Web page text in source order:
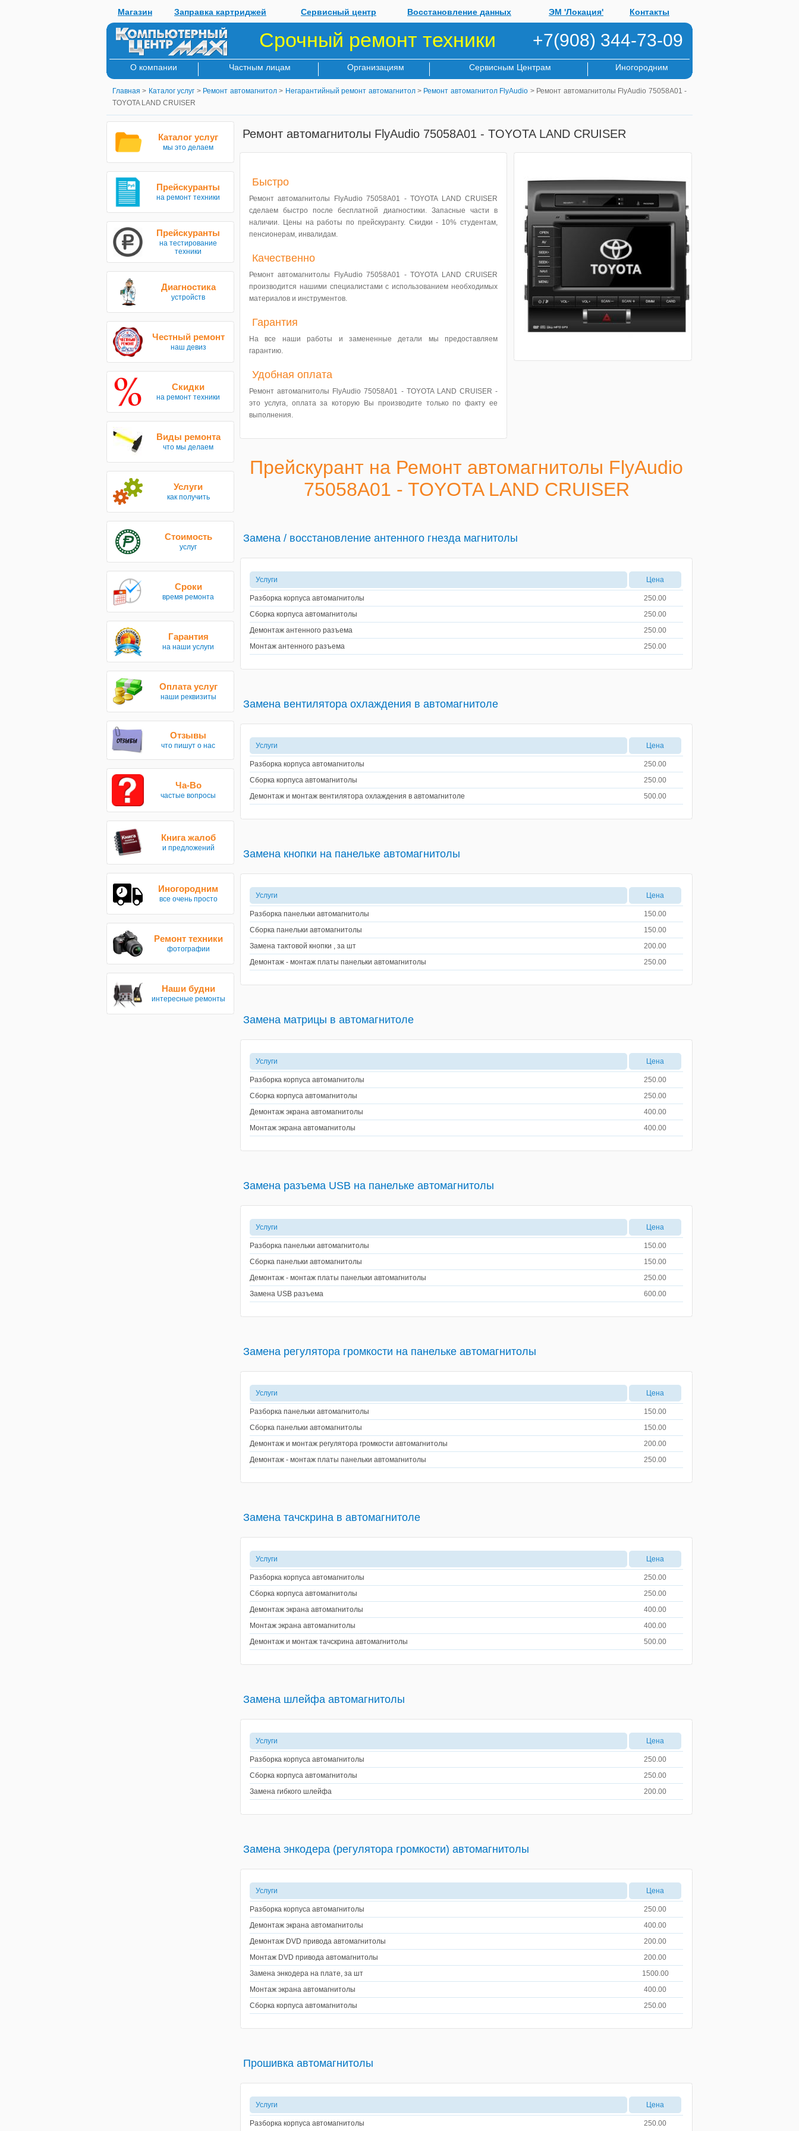
Магазин Заправка картриджей Сервисный центр Восстановление данных ЭМ 'Локация' Контакты
Срочный ремонт техники +7(908) 344-73-09
О компании Частным лицам Организациям Сервисным Центрам Иногородним
Главная > Каталог услуг > Ремонт автомагнитол> Негарантийный ремонт автомагнитол> Ремонт автомагнитол FlyAudio > Ремонт автомагнитолы FlyAudio 75058A01 -
TOYOTA LAND CRUISER
Каталог услуг
мы это делаем
Прейскуранты
на ремонт техники
Прейскуранты
на тестирование
техники
Диагностика
устройств
Честный ремонт
наш девиз
Скидки
на ремонт техники
Виды ремонта
что мы делаем
Услуги
как получить
Стоимость
услуг
Сроки
время ремонта
Гарантия
на наши услуги
Оплата услуг
наши реквизиты
Отзывы
что пишут о нас
Ча-Во
частые вопросы
Книга жалоб
и предложений
Иногородним
все очень просто
Ремонт техники
фотографии
Наши будни
интересные ремонты
Ремонт автомагнитолы FlyAudio 75058A01 - TOYOTA LAND CRUISER
Быстро
Ремонт автомагнитолы FlyAudio 75058A01 - TOYOTA LAND CRUISER
сделаем быстро после бесплатной диагностики. Запасные части в
наличии. Цены на работы по прейскуранту. Скидки - 10% студентам,
пенсионерам, инвалидам.
Качественно
Ремонт автомагнитолы FlyAudio 75058A01 - TOYOTA LAND CRUISER
производится нашими специалистами с использованием необходимых
материалов и инструментов.
Гарантия
На все наши работы и замененные детали мы предоставляем
гарантию.
Удобная оплата
Ремонт автомагнитолы FlyAudio 75058A01 - TOYOTA LAND CRUISER -
это услуга, оплата за которую Вы производите только по факту ее
выполнения.
Прейскурант на Ремонт автомагнитолы FlyAudio
75058A01 - TOYOTA LAND CRUISER
Замена / восстановление антенного гнезда магнитолы
Услуги Цена
Разборка корпуса автомагнитолы
250.00
Сборка корпуса автомагнитолы
250.00
Демонтаж антенного разъема
250.00
Монтаж антенного разъема
250.00
Замена вентилятора охлаждения в автомагнитоле
Услуги Цена
Разборка корпуса автомагнитолы
250.00
Сборка корпуса автомагнитолы
250.00
Демонтаж и монтаж вентилятора охлаждения в автомагнитоле
500.00
Замена кнопки на панельке автомагнитолы
Услуги Цена
Разборка панельки автомагнитолы
150.00
Сборка панельки автомагнитолы
150.00
Замена тактовой кнопки , за шт
200.00
Демонтаж - монтаж платы панельки автомагнитолы
250.00
Замена матрицы в автомагнитоле
Услуги Цена
Разборка корпуса автомагнитолы
250.00
Сборка корпуса автомагнитолы
250.00
Демонтаж экрана автомагнитолы
400.00
Монтаж экрана автомагнитолы
400.00
Замена разъема USB на панельке автомагнитолы
Услуги Цена
Разборка панельки автомагнитолы
150.00
Сборка панельки автомагнитолы
150.00
Демонтаж - монтаж платы панельки автомагнитолы
250.00
Замена USB разъема
600.00
Замена регулятора громкости на панельке автомагнитолы
Услуги Цена
Разборка панельки автомагнитолы
150.00
Сборка панельки автомагнитолы
150.00
Демонтаж и монтаж регулятора громкости автомагнитолы
200.00
Демонтаж - монтаж платы панельки автомагнитолы
250.00
Замена тачскрина в автомагнитоле
Услуги Цена
Разборка корпуса автомагнитолы
250.00
Сборка корпуса автомагнитолы
250.00
Демонтаж экрана автомагнитолы
400.00
Монтаж экрана автомагнитолы
400.00
Демонтаж и монтаж тачскрина автомагнитолы
500.00
Замена шлейфа автомагнитолы
Услуги Цена
Разборка корпуса автомагнитолы
250.00
Сборка корпуса автомагнитолы
250.00
Замена гибкого шлейфа
200.00
Замена энкодера (регулятора громкости) автомагнитолы
Услуги Цена
Разборка корпуса автомагнитолы
250.00
Демонтаж экрана автомагнитолы
400.00
Демонтаж DVD привода автомагнитолы
200.00
Монтаж DVD привода автомагнитолы
200.00
Замена энкодера на плате, за шт
1500.00
Монтаж экрана автомагнитолы
400.00
Сборка корпуса автомагнитолы
250.00
Прошивка автомагнитолы
Услуги Цена
Разборка корпуса автомагнитолы 250.00